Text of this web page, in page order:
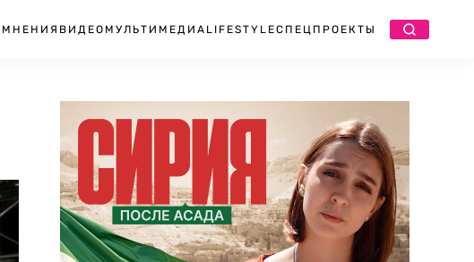
МНЕНИЯ ВИДЕО МУЛЬТИМЕДИА LIFESTYLEСПЕЦПРОЕКТЫ